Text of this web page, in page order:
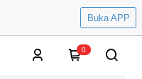
Buka APP
0